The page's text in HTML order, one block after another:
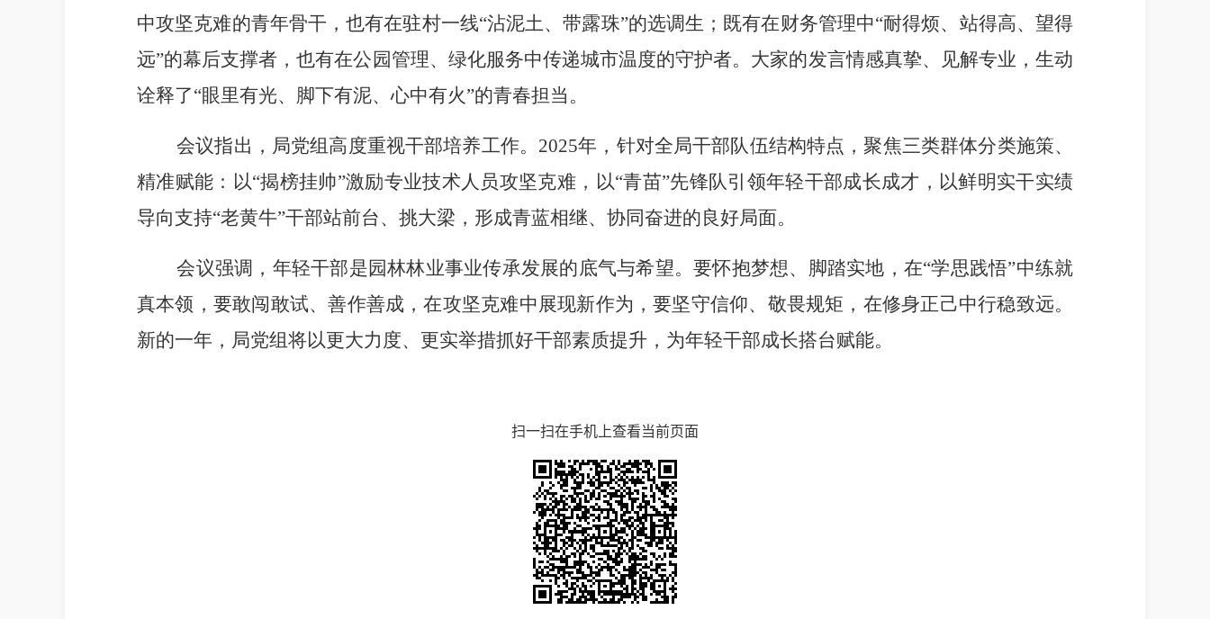
中攻坚克难的青年骨干，也有在驻村一线“沾泥土、带露珠”的选调生；既有在财务管理中“耐得烦、站得高、望得
远”的幕后支撑者，也有在公园管理、 绿化服务中传递城市温度的守护者。大家的发言情感真挚、见解专业 ，生动
诠释了“眼里有光、脚下有泥、心中有火”的青春担当。
会议指出，局党组高度重视干部培养工作。 2025年，针对全局干部队伍结构特点，聚焦三类群体分类施策、
精准赋能：以“揭榜挂帅”激励专业技术人员攻坚克难，以“青苗”先锋队引领年轻干部成长成才，以鲜明实干实绩
导向支持“老黄牛”干部站前台、挑大梁 ，形成青蓝相继、协同奋进的良好局面。
会议强调，年轻干部是园林林业事业传承发展的底气与希望。 要怀抱梦想、脚踏实地，在“学思践悟”中练就
真本领 ， 要敢闯敢试、善作善成，在攻坚克难中展现新作为 ，要坚守信仰、敬畏规矩，在修身正己中行稳致远。
新的一年，局党组将以更大力度、更实举措抓好干部素质提升，为年轻干部成长搭台赋能。
扫一扫在手机上查看当前页面